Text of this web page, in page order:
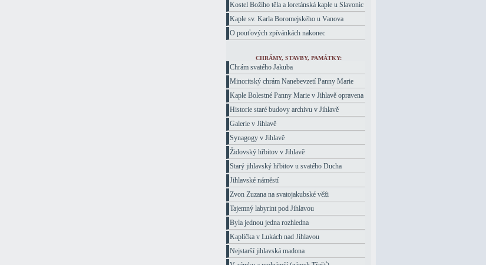
Kostel Božího těla a loretánská kaple u Slavonic
Kaple sv. Karla Boromejského u Vanova
O pouťových zpívánkách nakonec
CHRÁMY, STAVBY, PAMÁTKY:
Chrám svatého Jakuba
Minoritský chrám Nanebevzetí Panny Marie
Kaple Bolestné Panny Marie v Jihlavě opravena
Historie staré budovy archivu v Jihlavě
Galerie v Jihlavě
Synagogy v Jihlavě
Židovský hřbitov v Jihlavě
Starý jihlavský hřbitov u svatého Ducha
Jihlavské náměstí
Zvon Zuzana na svatojakubské věži
Tajemný labyrint pod Jihlavou
Byla jednou jedna rozhledna
Kaplička v Lukách nad Jihlavou
Nejstarší jihlavská madona